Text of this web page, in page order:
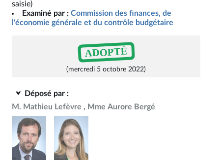
saisie)
Examiné par : Commission des finances, de
l'économie générale et du contrôle budgétaire
ADOPTÉ
(mercredi 5 octobre 2022)
Déposé par :
M. Mathieu Lefèvre
Mme Aurore Bergé